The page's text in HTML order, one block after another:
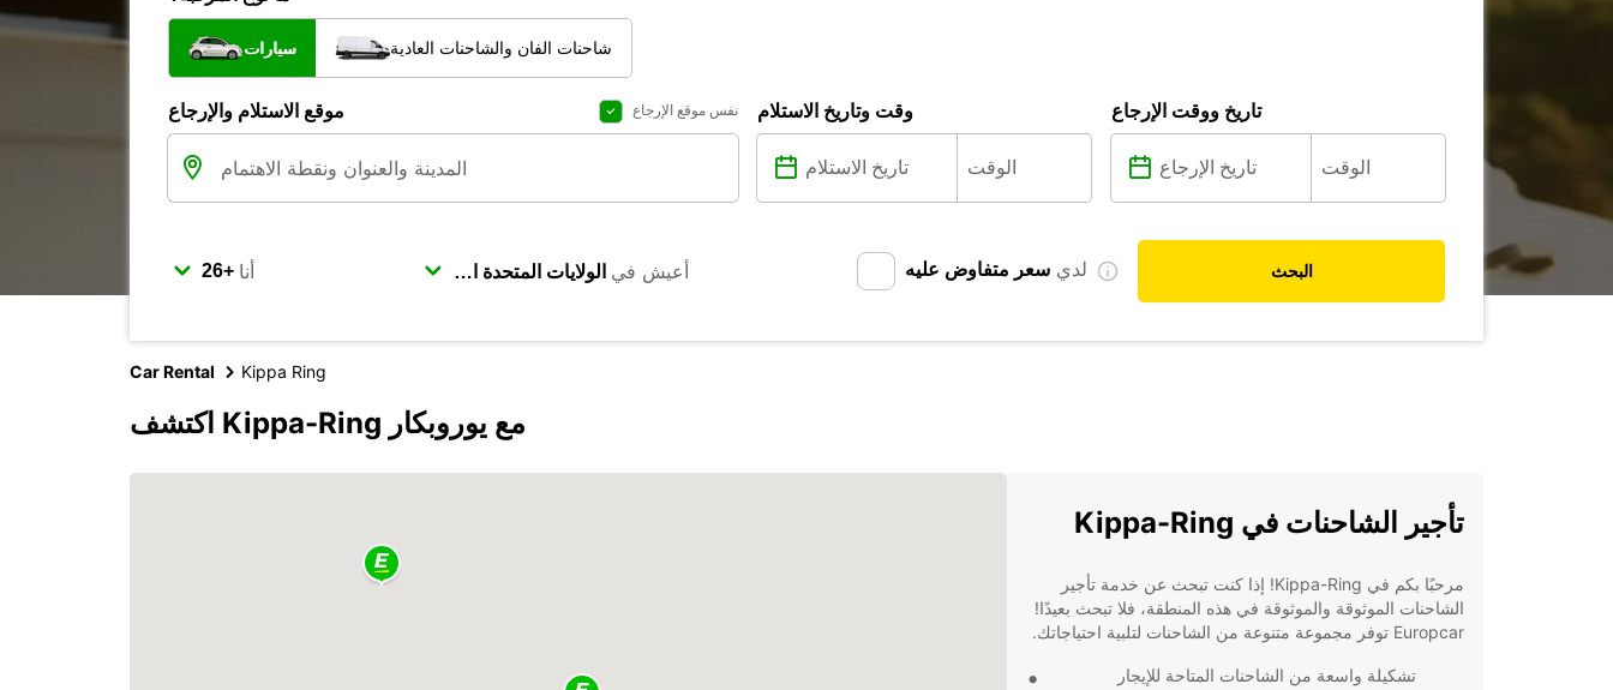
سيارات شاحنات الفان والشاحنات العادية
موقع الاستلام والإرجاع نفس موقع الإرجاع وقت وتاريخ الاستلام تاريخ ووقت الإرجاع
أنا أعيش في لدي سعر متفاوض عليه البحث
Car Rental Kippa Ring
اكتشف Kippa-Ring مع يوروبكار
تأجير الشاحنات في Kippa-Ring
مرحبًا بكم في Kippa-Ring! إذا كنت تبحث عن خدمة تأجير
الشاحنات الموثوقة والموثوقة في هذه المنطقة، فلا تبحث بعيدًا!
Europcar توفر مجموعة متنوعة من الشاحنات لتلبية احتياجاتك.
تشكيلة واسعة من الشاحنات المتاحة للإيجار